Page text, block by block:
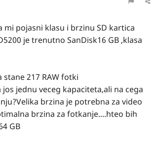
mi pojasni klasu i brzinu SD kartica
je trenutno SanDisk16 GB ,klasa
stane 217 RAW fotki
jednu veceg kapaciteta,ali na cega
brzina je potrebna za video
brzina za fotkanje....hteo bih
GB